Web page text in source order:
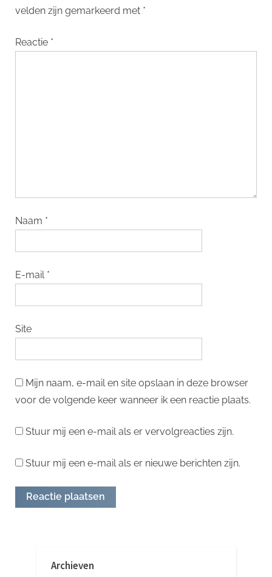
velden zijn gemarkeerd met *
Reactie *
Naam *
E-mail *
Site
Mijn naam, e-mail en site opslaan in deze browser
voor de volgende keer wanneer ik een reactie plaats.
Stuur mij een e-mail als er vervolgreacties zijn.
Stuur mij een e-mail als er nieuwe berichten zijn.
Archieven